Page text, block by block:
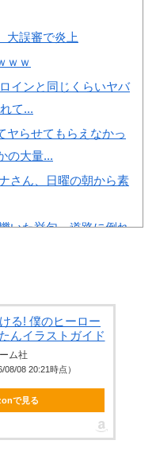
大誤審で炎上
ｗｗ
インと同じくらいヤバ
て...
ヤらせてもらえなかっ
の大量...
さん、日曜の朝から素
いた挙句、道路に倒れ
れ場お○ぱいがエ□過ぎ
最...
る! 僕のヒーロー
んイラストガイド
ム社
08/08 20:21時点）
で見る